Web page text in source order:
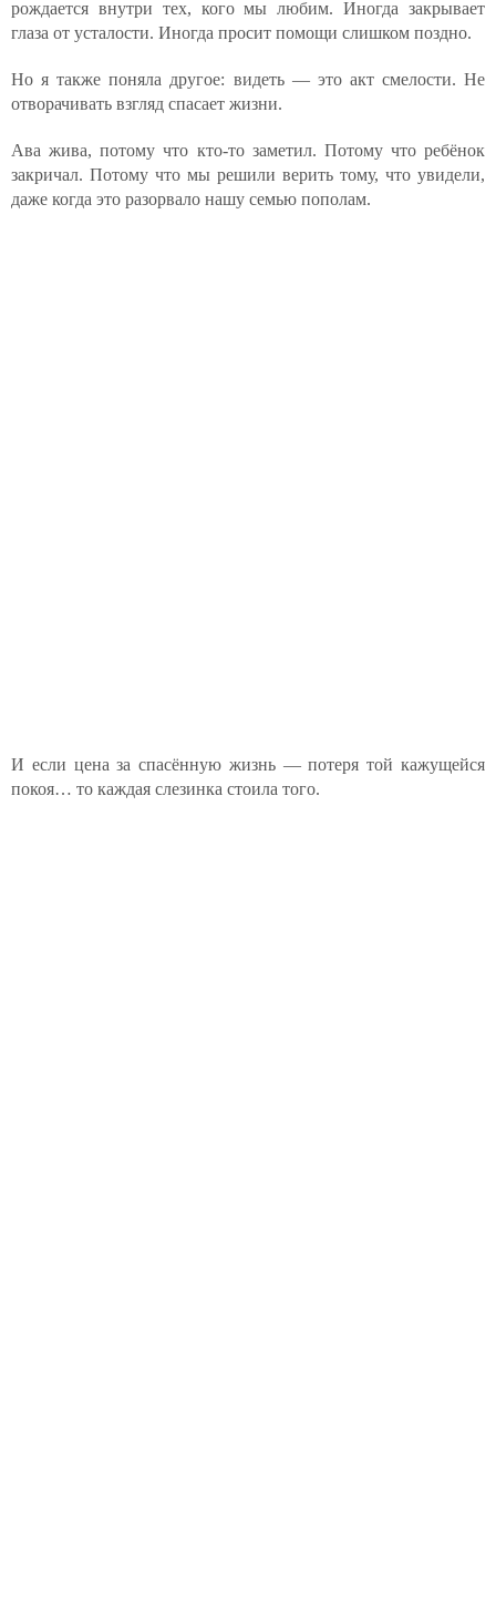
рождается внутри тех, кого мы любим. Иногда закрывает
глаза от усталости. Иногда просит помощи слишком поздно.
Но я также поняла другое: видеть — это акт смелости. Не
отворачивать взгляд спасает жизни.
Ава жива, потому что кто-то заметил. Потому что ребёнок
закричал. Потому что мы решили верить тому, что увидели,
даже когда это разорвало нашу семью пополам.
И если цена за спасённую жизнь — потеря той кажущейся
покоя… то каждая слезинка стоила того.